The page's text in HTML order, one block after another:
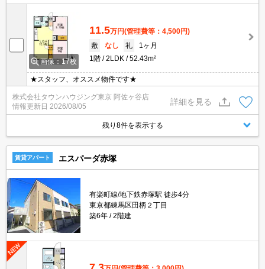
画像：17枚
11.5万円(管理費等：4,500円)
敷
なし 礼
1ヶ月
1階
2LDK 52.43m²
★スタッフ、オススメ物件です★
株式会社タウンハウジング東京 阿佐ヶ谷店
情報更新日 2026/08/05
詳細を見る
残り8件を表示する
賃貸アパート エスパーダ赤塚
有楽町線/地下鉄赤塚駅 徒歩4分
東京都練馬区田柄２丁目
築6年
2階建